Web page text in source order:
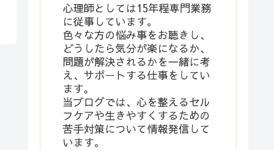
心理師としては15年程専門業務
に従事しています。
色々な方の悩み事をお聴きし、
どうしたら気分が楽になるか、
問題が解決されるかを一緒に考
え、サポートする仕事をしてい
ます。
当ブログでは、心を整えるセル
フケアや生きやすくするための
苦手対策について情報発信して
います。